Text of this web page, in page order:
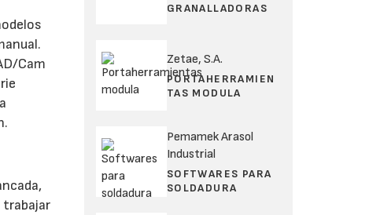
Cam
trabajar
GRANALLADORAS
Zetae, S.A.
PORTAHERRAMIEN
TAS MODULA
Pemamek Arasol
Industrial
SOFTWARES PARA
SOLDADURA